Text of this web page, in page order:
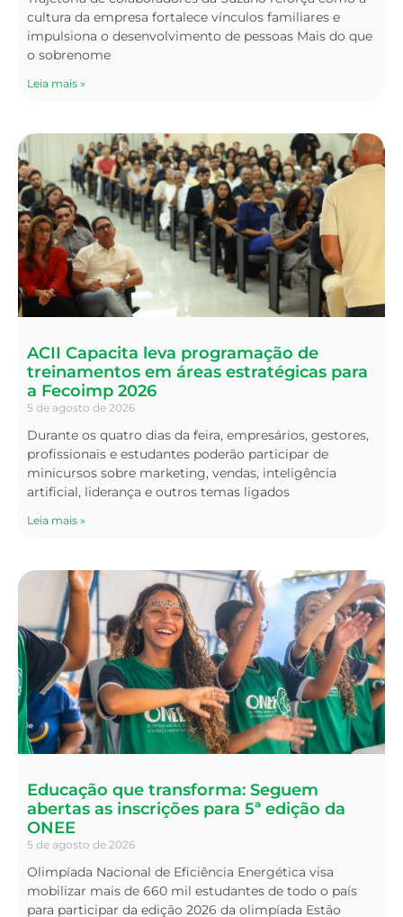
cultura da empresa fortalece vínculos familiares e
impulsiona o desenvolvimento de pessoas Mais do que
o sobrenome
Leia mais »
ACII Capacita leva programação de
treinamentos em áreas estratégicas para
a Fecoimp 2026
5 de agosto de 2026
Durante os quatro dias da feira, empresários, gestores,
profissionais e estudantes poderão participar de
minicursos sobre marketing, vendas, inteligência
artificial, liderança e outros temas ligados
Leia mais »
Educação que transforma: Seguem
abertas as inscrições para 5ª edição da
ONEE
5 de agosto de 2026
Olimpíada Nacional de Eficiência Energética visa
mobilizar mais de 660 mil estudantes de todo o país
para participar da edição 2026 da olimpíada Estão